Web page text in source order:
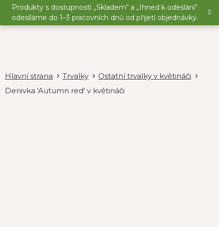
Přejít
obsah
Produkty s dostupností „Skladem“ a „Ihned k odeslání“
odesíláme do 1–3 pracovních dnů od přijetí objednávky.
Trvalky
Ostatní trvalky v květináči
Denivka 'Autumn red' v květináči